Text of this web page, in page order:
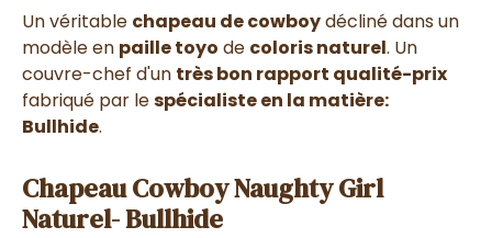
Un véritable chapeau de cowboydécliné dans un
modèle en paille toyo de coloris naturel. Un
couvre-chef d'un très bon rapport qualité-prix
fabriqué par lespécialiste en la matière:
Bullhide.
Chapeau Cowboy Naughty Girl
Naturel- Bullhide